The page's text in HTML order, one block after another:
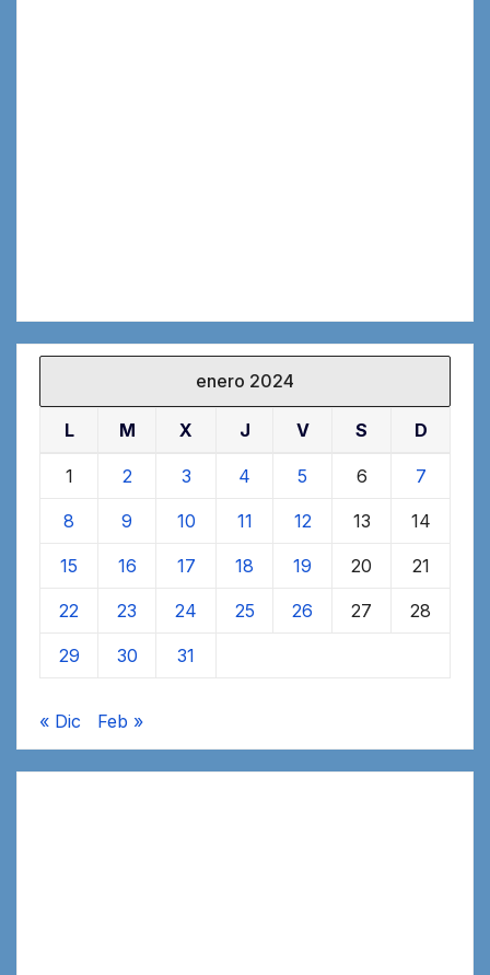
enero 2024
L M X J V S D
1 2 3 4 5 6 7
8 9 10 11 12 13 14
15 16 17 18 19 20 21
22 23 24 25 26 27 28
29 30 31
« Dic Feb »